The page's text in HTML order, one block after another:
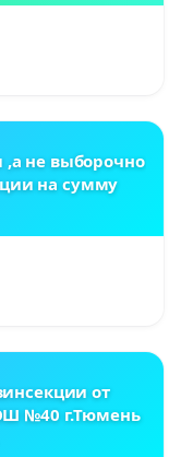
,а не выборочно
на сумму
от
№40 г.Тюмень